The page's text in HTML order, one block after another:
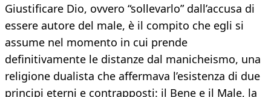
Giustificare Dio, ovvero “sollevarlo” dall’accusa di
essere autore del male, è il compito che egli si
assume nel momento in cui prende
definitivamente le distanze dal manicheismo, una
religione dualista che affermava l’esistenza di due
principi eterni e contrapposti: il Bene e il Male, la